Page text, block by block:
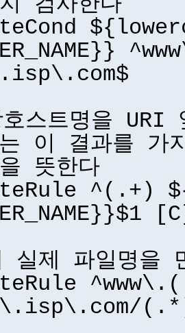
스트명을 URI
이 결과를 가
뜻한다
^(.+)
실제 파일명을
(.*)